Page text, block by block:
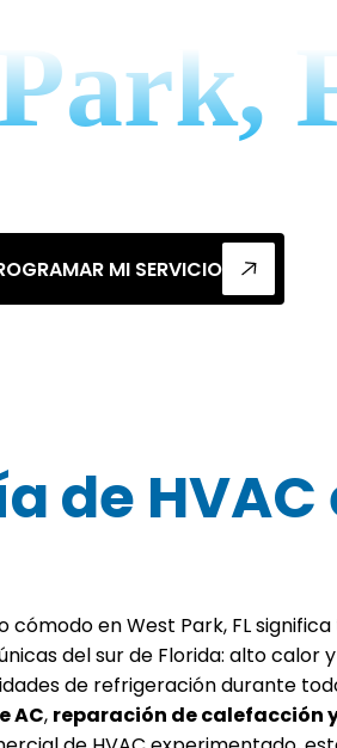
MI SERVICIO
de HVAC
cómodo en West Park, FL
del sur de Florida: alto calor
de refrigeración durante
AC, reparación de calefacción